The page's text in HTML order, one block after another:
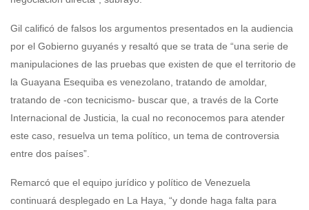
Gil calificó de falsos los argumentos presentados en la audiencia
por el Gobierno guyanés y resaltó que se trata de “una serie de
manipulaciones de las pruebas que existen de que el territorio de
la Guayana Esequiba es venezolano, tratando de amoldar,
tratando de -con tecnicismo- buscar que, a través de la Corte
Internacional de Justicia, la cual no reconocemos para atender
este caso, resuelva un tema político, un tema de controversia
entre dos países”.
Remarcó que el equipo jurídico y político de Venezuela
continuará desplegado en La Haya, “y donde haga falta para